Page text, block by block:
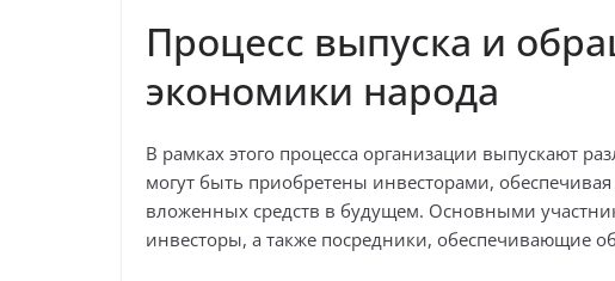
Процесс выпуска и
экономики народа
В рамках этого процесса организации выпускают
могут быть приобретены инвесторами,
вложенных средств в будущем. Основными
инвесторы, а также посредники, обеспечивающие